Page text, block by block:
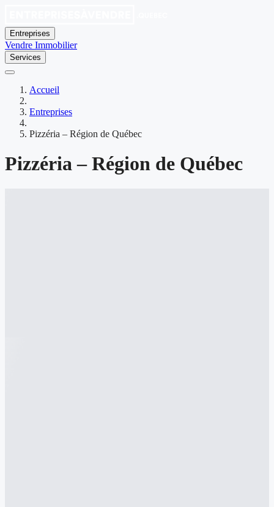
Entreprises
Vendre Immobilier
Services
Accueil
Entreprises
Pizzéria – Région de Québec
Pizzéria – Région de Québec